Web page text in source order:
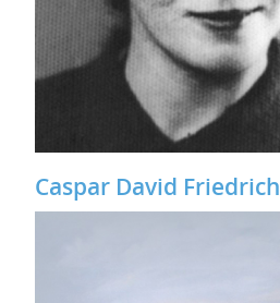
Caspar David Friedrich